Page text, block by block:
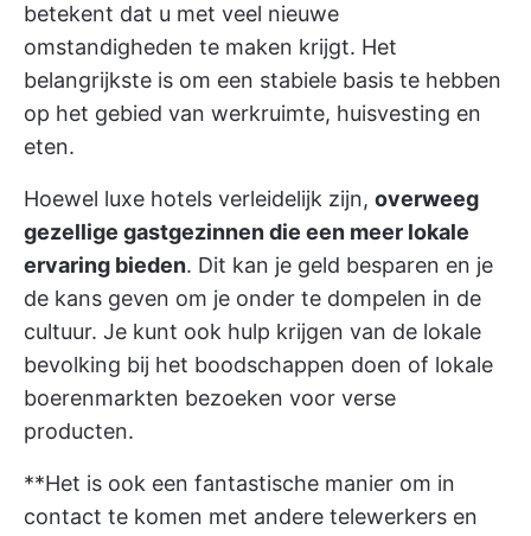
betekent dat u met veel nieuwe
omstandigheden te maken krijgt. Het
belangrijkste is om een stabiele basis te hebben
op het gebied van werkruimte, huisvesting en
eten.
Hoewel luxe hotels verleidelijk zijn, overweeg
gezellige gastgezinnen die een meer lokale
ervaring bieden. Dit kan je geld besparen en je
de kans geven om je onder te dompelen in de
cultuur. Je kunt ook hulp krijgen van de lokale
bevolking bij het boodschappen doen of lokale
boerenmarkten bezoeken voor verse
producten.
**Het is ook een fantastische manier om in
contact te komen met andere telewerkers en